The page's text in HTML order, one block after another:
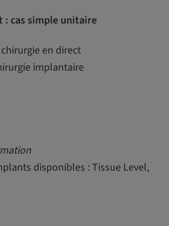
: cas simple unitaire
en direct
implantaire
disponibles : Tissue Level,